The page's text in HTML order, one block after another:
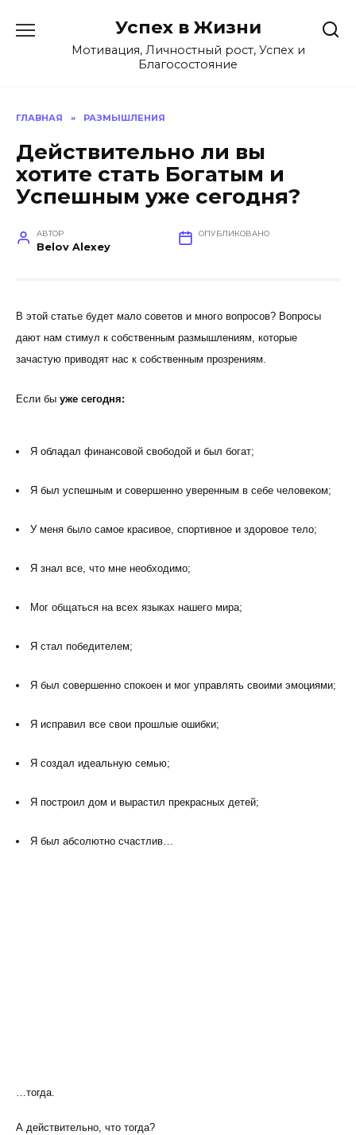
содержанию
Успех в Жизни
Мотивация, Личностный рост, Успех и
Благосостояние
ГЛАВНАЯ » РАЗМЫШЛЕНИЯ
Действительно ли вы
хотите стать Богатым и
Успешным уже сегодня?
АВТОР
Belov Alexey
ОПУБЛИКОВАНО
В этой статье будет мало советов и много вопросов? Вопросы
дают нам стимул к собственным размышлениям, которые
зачастую приводят нас к собственным прозрениям.
Если бы уже сегодня:
Я обладал финансовой свободой и был богат;
Я был успешным и совершенно уверенным в себе человеком;
У меня было самое красивое, спортивное и здоровое тело;
Я знал все, что мне необходимо;
Мог общаться на всех языках нашего мира;
Я стал победителем;
Я был совершенно спокоен и мог управлять своими эмоциями;
Я исправил все свои прошлые ошибки;
Я создал идеальную семью;
Я построил дом и вырастил прекрасных детей;
Я был абсолютно счастлив…
…тогда.
А действительно, что тогда?